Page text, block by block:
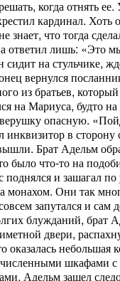
когда отнять
кардинал. Хоть
знает, что тогда
ответил лишь: «Это
на стульчике,
вернулся
из братьев,
на Мариуса, будто
опасную.
в сторону
Брат Адельм
было что-то на
и зашагал
монахом. Они так
запутался и сам
блужданий, брат
двери,
оказалась небольшая
шкафами
Адельм зашел